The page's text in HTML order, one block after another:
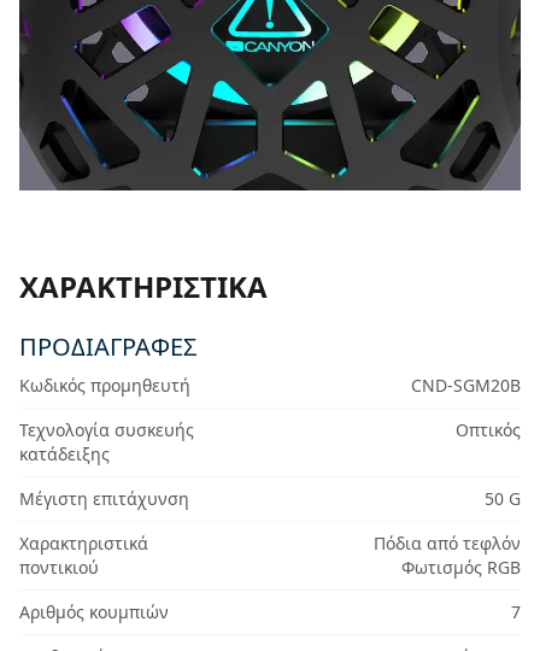
ΧΑΡΑΚΤΗΡΙΣΤΙΚΆ
ΠΡΟΔΙΑΓΡΑΦΈΣ
Κωδικός προμηθευτή
CND-SGM20B
Τεχνολογία συσκευής
κατάδειξης
Οπτικός
Μέγιστη επιτάχυνση
50 G
Χαρακτηριστικά
ποντικιού
Πόδια από τεφλόν
Φωτισμός RGB
Αριθμός κουμπιών
7